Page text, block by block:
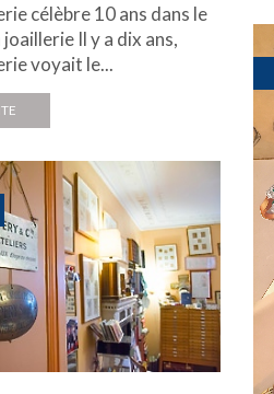
célèbre 10 ans dans le
Il y a dix ans,
voyait le...